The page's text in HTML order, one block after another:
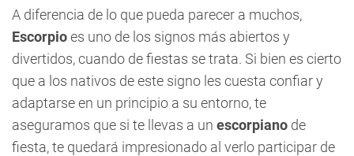
A diferencia de lo que pueda parecer a muchos,
Escorpioes uno de los signos más abiertos y
divertidos, cuando de fiestas se trata. Si bien es cierto
que a los nativos de este signo les cuesta confiar y
adaptarse en un principio a su entorno, te
aseguramos que si te llevas a un escorpiano de
fiesta, te quedará impresionado al verlo participar de